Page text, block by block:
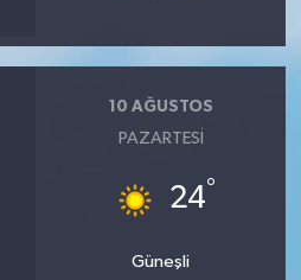
10 AĞUSTOS
PAZARTESI
24°
Güneşli